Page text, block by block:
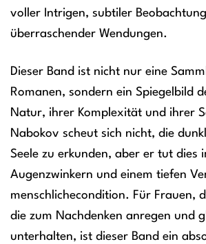
voller Intrigen, subtiler
überraschender Wendungen.
Dieser Band ist nicht nur eine
Romanen, sondern ein Spiegelbild
Natur, ihrer Komplexität und ihrer
Nabokov scheut sich nicht, die
Seele zu erkunden, aber er tut dies
Augenzwinkern und einem tiefen
menschlichecondition. Für Frauen,
die zum Nachdenken anregen und
unterhalten, ist dieser Band ein